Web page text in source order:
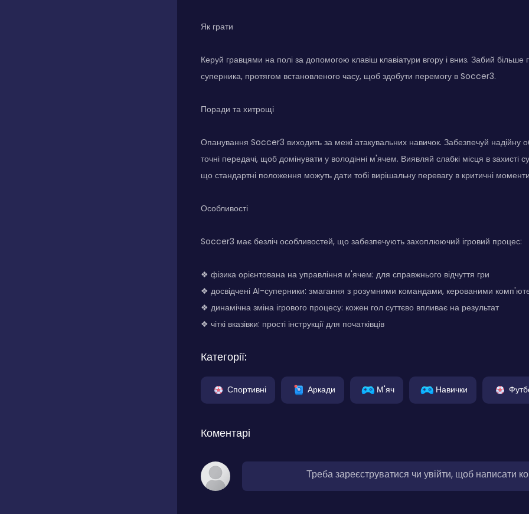
Як грати
Керуй гравцями на полі за допомогою клавіш клавіатури вгору і вниз. Забий більше
суперника, протягом встановленого часу, щоб здобути перемогу в Soccer3.
Поради та хитрощі
Опанування Soccer3 виходить за межі атакувальних навичок. Забезпечуй надійну
точні передачі, щоб домінувати у володінні м'ячем. Виявляй слабкі місця в захисті
що стандартні положення можуть дати тобі вирішальну перевагу в критичні
Особливості
Soccer3 має безліч особливостей, що забезпечують захоплюючий ігровий процес:
❖ фізика орієнтована на управління м'ячем: для справжнього відчуття гри
❖ досвідчені AI-суперники: змагання з розумними командами, керованими
❖ динамічна зміна ігрового процесу: кожен гол суттєво впливає на результат
❖ чіткі вказівки: прості інструкції для початківців
Категорії:
Спортивні Аркади М'яч Навички
Коментарі
Треба зареєструватися чи увійти, щоб написати